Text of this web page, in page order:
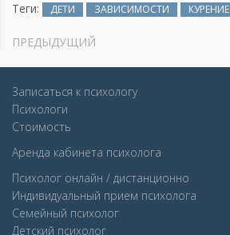
Теги:
ДЕТИ ЗАВИСИМОСТИ КУРЕНИЕ
ПРЕДЫДУЩИЙ
Записаться к психологу
Психологи
Стоимость
Аренда кабинета психолога
Психолог онлайн / дистанционно
Индивидуальный прием психолога
Семейный психолог
Детcкий психолог